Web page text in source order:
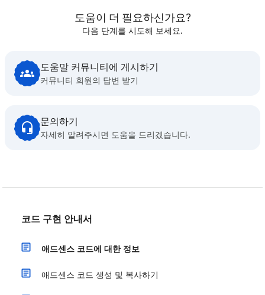
도움이 더 필요하신가요?
다음 단계를 시도해 보세요.
도움말 커뮤니티에 게시하기
커뮤니티 회원의 답변 받기
문의하기
자세히 알려주시면 도움을 드리겠습니다.
코드 구현 안내서
애드센스 코드에 대한 정보
애드센스 코드 생성 및 복사하기